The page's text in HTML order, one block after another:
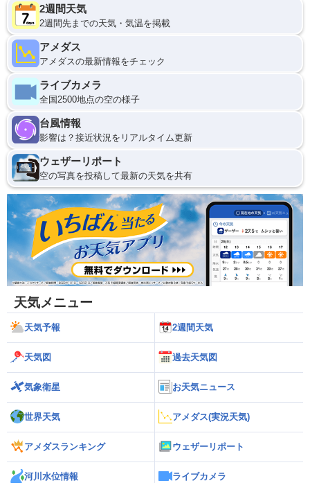
2週間天気
2週間先までの天気・気温を掲載
アメダス
アメダスの最新情報をチェック
ライブカメラ
全国2500地点の空の様子
台風情報
影響は？接近状況をリアルタイム更新
ウェザーリポート
空の写真を投稿して最新の天気を共有
天気メニュー
天気予報 2週間天気
天気図 過去天気図
気象衛星 お天気ニュース
世界天気 アメダス(実況天気)
アメダスランキング ウェザーリポート
河川水位情報 ライブカメラ